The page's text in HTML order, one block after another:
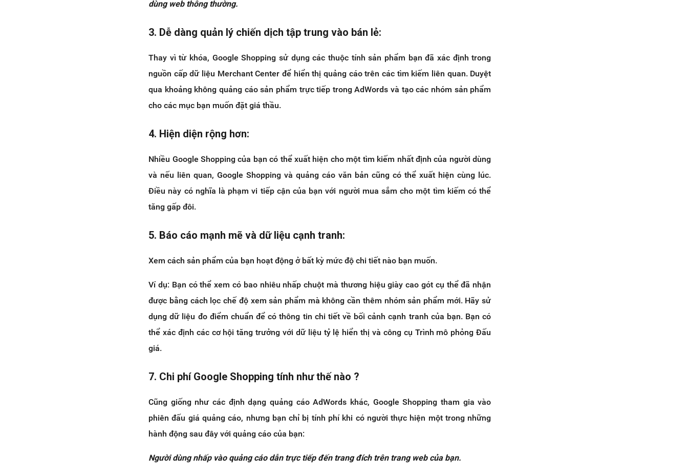
dùng web thông thường.
3. Dễ dàng quản lý chiến dịch tập trung vào bán lẻ:
Thay vì từ khóa, Google Shopping sử dụng các thuộc tính sản phẩm bạn đã xác định trong
nguồn cấp dữ liệu Merchant Center để hiển thị quảng cáo trên các tìm kiếm liên quan. Duyệt
qua khoảng không quảng cáo sản phẩm trực tiếp trong AdWords và tạo các nhóm sản phẩm
cho các mục bạn muốn đặt giá thầu.
4. Hiện diện rộng hơn:
Nhiều Google Shopping của bạn có thể xuất hiện cho một tìm kiếm nhất định của người dùng
và nếu liên quan, Google Shopping và quảng cáo văn bản cũng có thể xuất hiện cùng lúc.
Điều này có nghĩa là phạm vi tiếp cận của bạn với người mua sắm cho một tìm kiếm có thể
tăng gấp đôi.
5. Báo cáo mạnh mẽ và dữ liệu cạnh tranh:
Xem cách sản phẩm của bạn hoạt động ở bất kỳ mức độ chi tiết nào bạn muốn.
Ví dụ: Bạn có thể xem có bao nhiêu nhấp chuột mà thương hiệu giày cao gót cụ thể đã nhận
được bằng cách lọc chế độ xem sản phẩm mà không cần thêm nhóm sản phẩm mới. Hãy sử
dụng dữ liệu đo điểm chuẩn để có thông tin chi tiết về bối cảnh cạnh tranh của bạn. Bạn có
thể xác định các cơ hội tăng trưởng với dữ liệu tỷ lệ hiển thị và công cụ Trình mô phỏng Đấu
giá.
7. Chi phí Google Shopping tính như thế nào ?
Cũng giống như các định dạng quảng cáo AdWords khác, Google Shopping tham gia vào
phiên đấu giá quảng cáo, nhưng bạn chỉ bị tính phí khi có người thực hiện một trong những
hành động sau đây với quảng cáo của bạn:
Người dùng nhấp vào quảng cáo dẫn trực tiếp đến trang đích trên trang web của bạn.